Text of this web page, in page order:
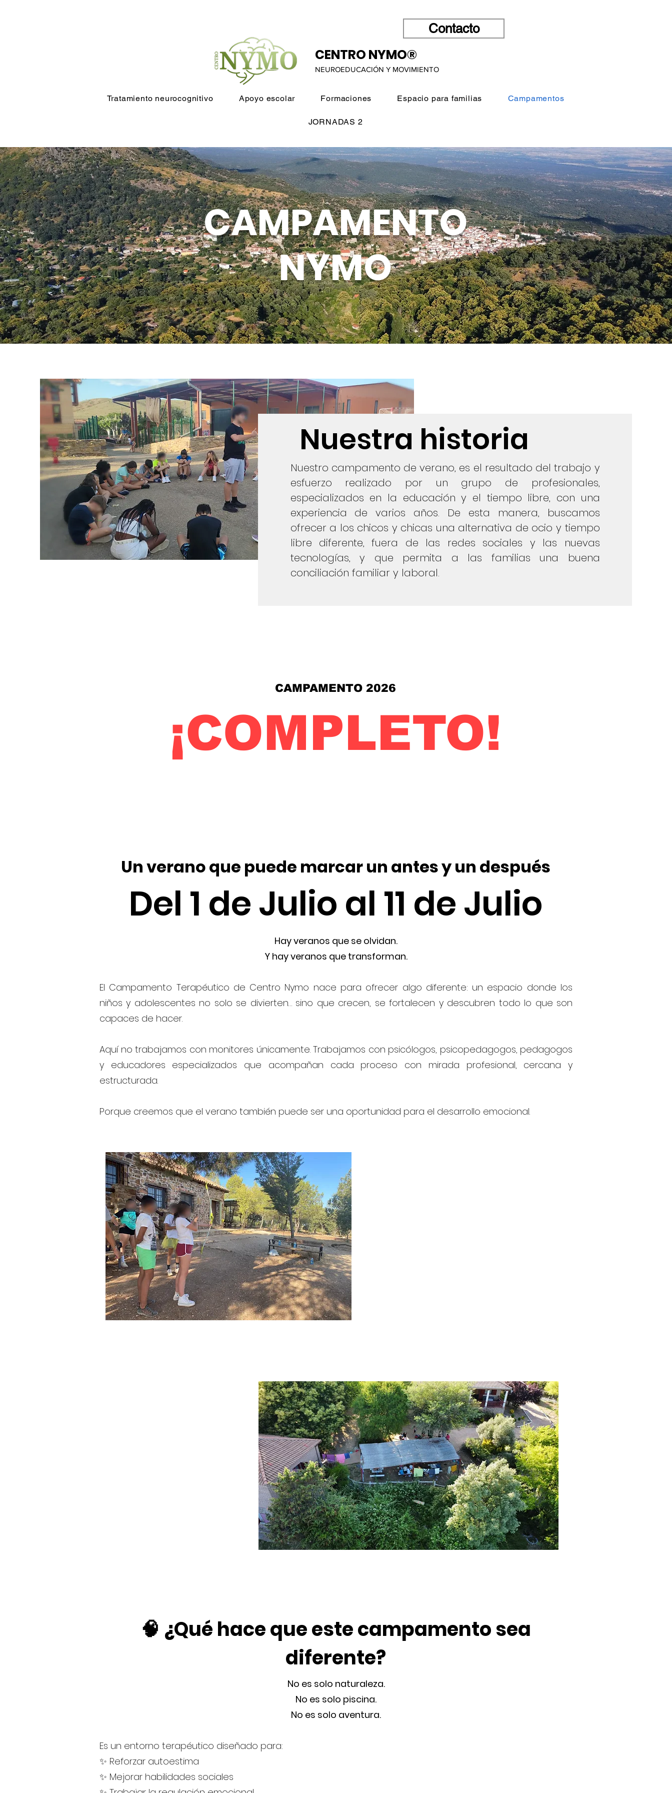
Contacto
CENTRO NYMO®
NEUROEDUCACIÓN Y MOVIMIENTO
Tratamiento neurocognitivo Apoyo escolar Formaciones Espacio para familias Campamentos
JORNADAS 2
CAMPAMENTO
NYMO
Nuestra historia
Nuestro campamento de verano, es el resultado del trabajo y
esfuerzo realizado por un grupo de profesionales,
especializados en la educación y el tiempo libre, con una
experiencia de varios años. De esta manera, buscamos
ofrecer a los chicos y chicas una alternativa de ocio y tiempo
libre diferente, fuera de las redes sociales y las nuevas
tecnologías, y que permita a las familias una buena
conciliación familiar y laboral.
CAMPAMENTO 2026
¡COMPLETO!
Un verano que puede marcar un antes y un después
Del 1 de Julio al 11 de Julio
Hay veranos que se olvidan.
Y hay veranos que transforman.
El Campamento Terapéutico de Centro Nymo nace para ofrecer algo diferente: un espacio donde los
niños y adolescentes no solo se divierten… sino que crecen, se fortalecen y descubren todo lo que son
capaces de hacer.
Aquí no trabajamos con monitores únicamente. Trabajamos con psicólogos, psicopedagogos, pedagogos
y educadores especializados que acompañan cada proceso con mirada profesional, cercana y
estructurada.
Porque creemos que el verano también puede ser una oportunidad para el desarrollo emocional.
🧠 ¿Qué hace que este campamento sea
diferente?
No es solo naturaleza.
No es solo piscina.
No es solo aventura.
Es un entorno terapéutico diseñado para:
✨ Reforzar autoestima
✨ Mejorar habilidades sociales